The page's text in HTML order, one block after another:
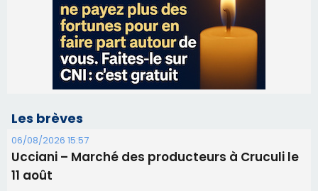
06/08/2026 15:57
Ucciani – Marché des producteurs à Cruculi le
06/08/2026 15:25
Corte – L’association A Nuciola organise une
06/08/2026 15:04
Alata - Soirée Tango Argentin au stade de San
Benedetto